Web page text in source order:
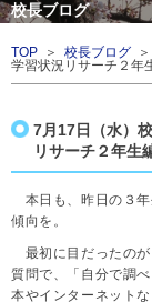
校長ブログ
TOP ＞ 校長ブログ
学習状況リサーチ２年
7月17日（水）
リサーチ２年生
本日も、昨日の３年
傾向を。
最初に目だったのが
質問で、「自分で調
本やインターネット